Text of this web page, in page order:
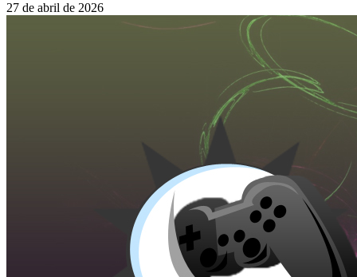
27 de abril de 2026